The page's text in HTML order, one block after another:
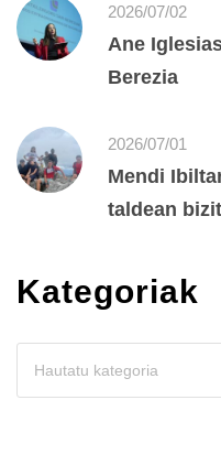
2026/07/02
Ane
Berezia
2026/07/01
Mendi
taldean
Kategoriak